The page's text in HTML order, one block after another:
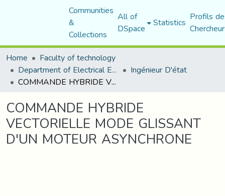
Communities
&
Collections
All of
DSpace Statistics Profils
Home
Faculty of technology
Department of Electrical Engineering Ingénieur D'état
COMMANDE HYBRIDE VECTORIELLE MODE GLISSANT D'UN MOTEUR ASYNCHRONE
COMMANDE HYBRIDE
VECTORIELLE MODE GLISSANT
D'UN MOTEUR ASYNCHRONE